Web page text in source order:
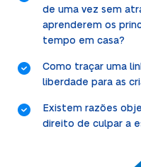
de uma vez sem
aprenderem os
tempo em casa?
Como traçar uma
liberdade para as
Existem razões
direito de culpar a